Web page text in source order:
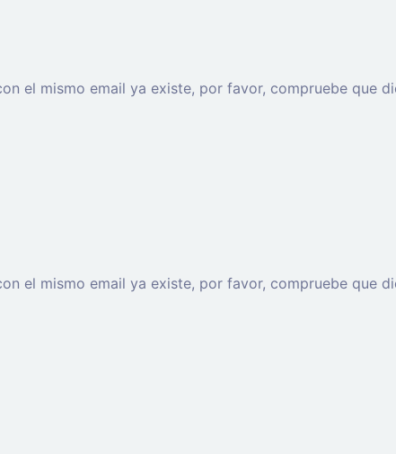
el mismo email ya existe, por favor, compruebe que
el mismo email ya existe, por favor, compruebe que